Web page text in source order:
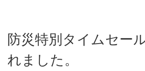
防災特別タイムセー
れました。